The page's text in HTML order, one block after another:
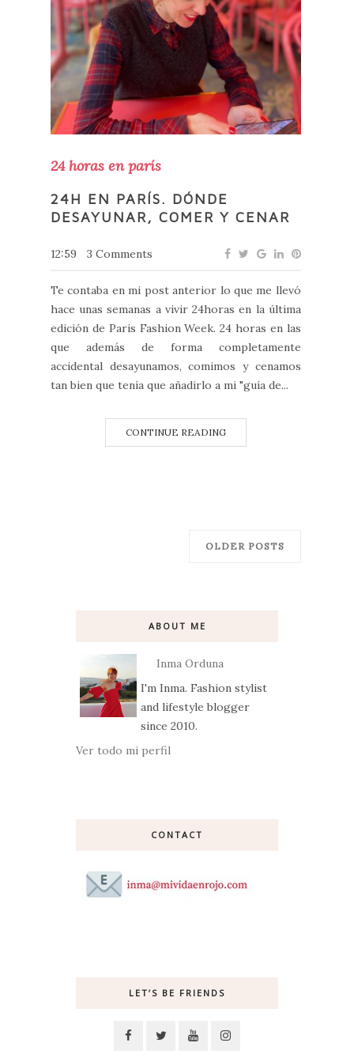
24 horas en parís
24H EN PARÍS. DÓNDE
DESAYUNAR, COMER Y CENAR
12:59 3 Comments
Te contaba en mi post anterior lo que me llevó
hace unas semanas a vivir 24horas en la última
edición de Paris Fashion Week. 24 horas en las
que además de forma completamente
accidental desayunamos, comimos y cenamos
tan bien que tenía que añadirlo a mi "guía de...
CONTINUE READING
OLDER POSTS
ABOUT ME
Inma Orduna
I'm Inma. Fashion stylist
and lifestyle blogger
since 2010.
Ver todo mi perfil
CONTACT
LET’S BE FRIENDS